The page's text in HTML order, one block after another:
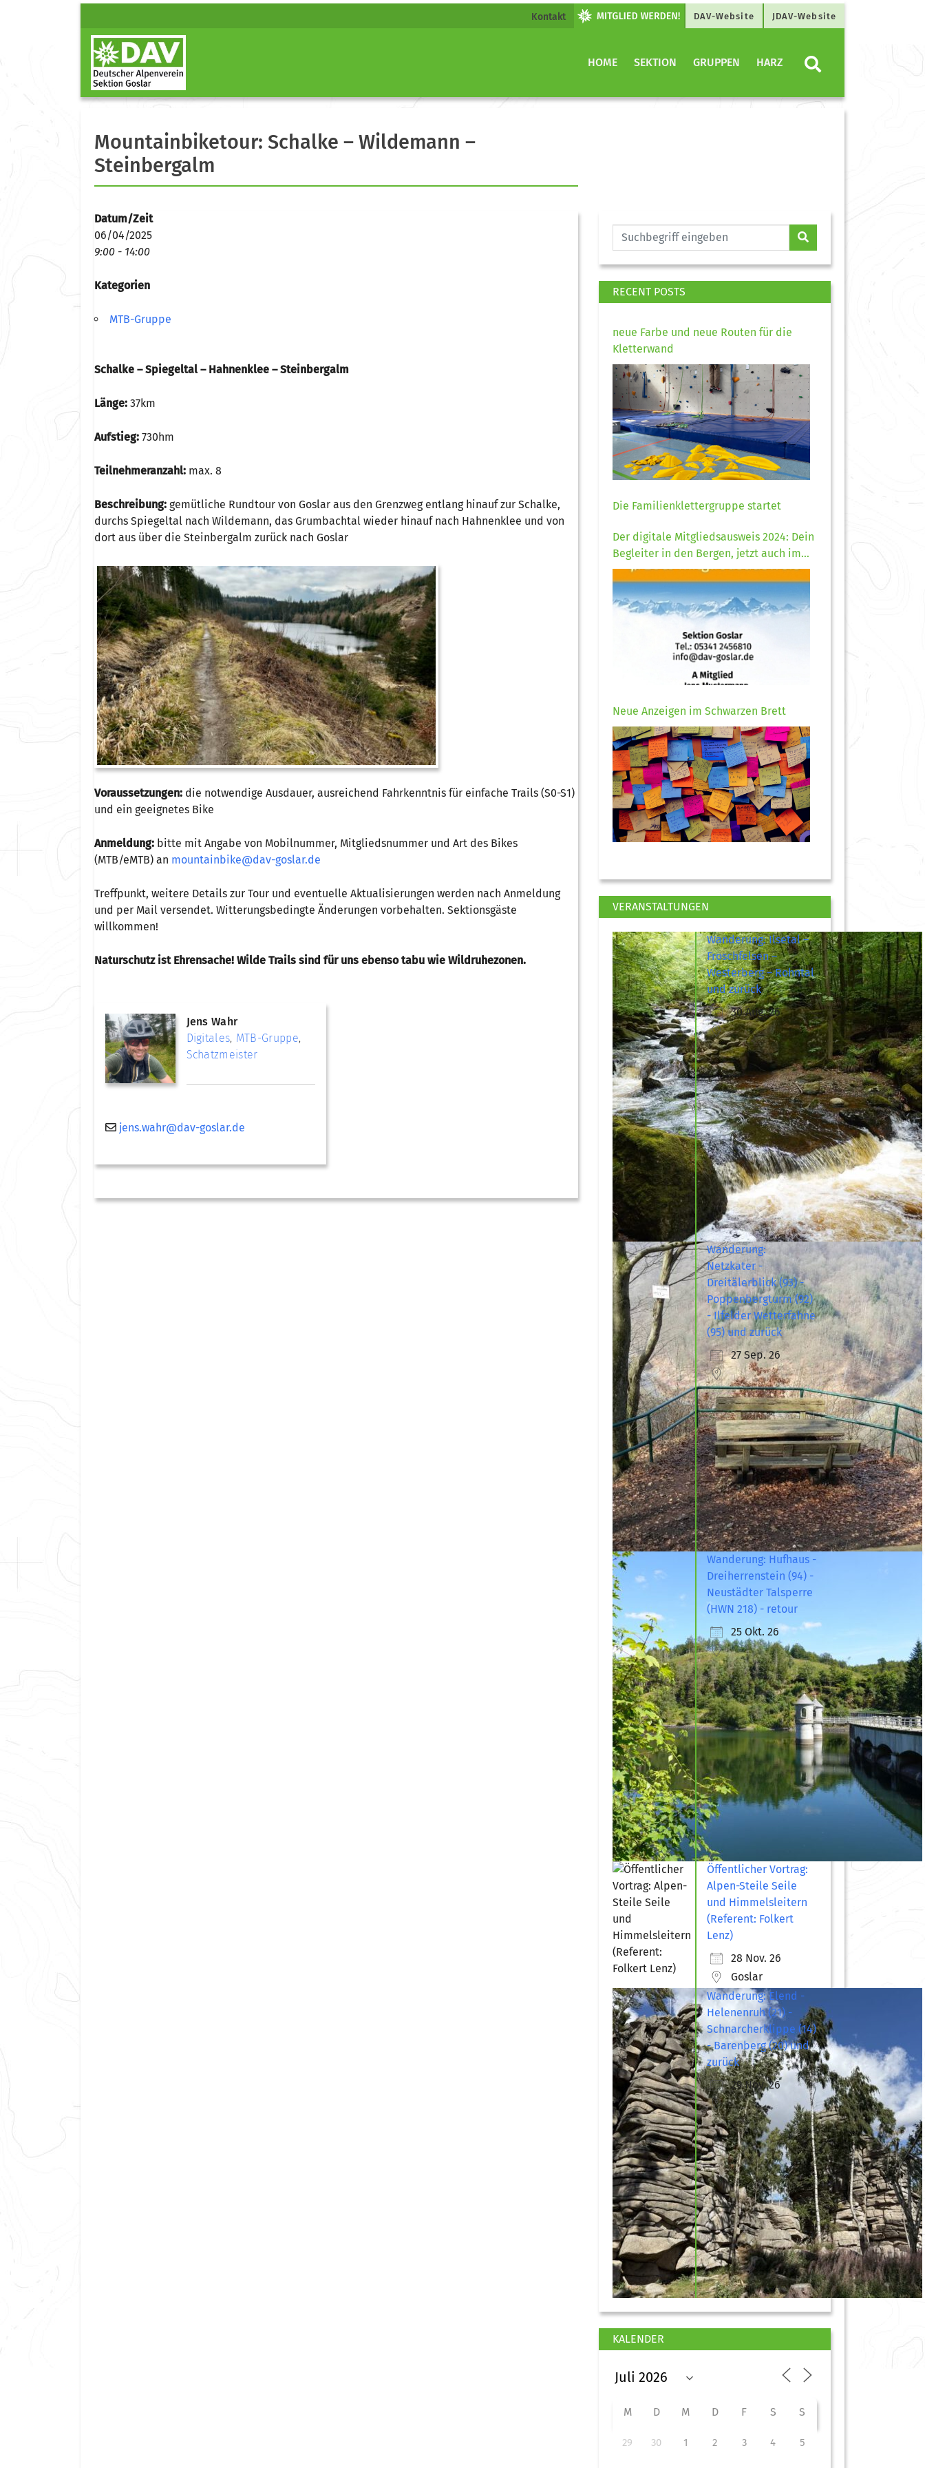
Kontakt DAV-Website JDAV-Website
HOME SEKTION GRUPPEN HARZ
Mountainbiketour: Schalke – Wildemann –
Steinbergalm
Datum/Zeit
06/04/2025
9:00 - 14:00
Kategorien
MTB-Gruppe
Schalke – Spiegeltal – Hahnenklee – Steinbergalm
Länge: 37km
Aufstieg: 730hm
Teilnehmeranzahl: max. 8
Beschreibung: gemütliche Rundtour von Goslar aus den Grenzweg entlang hinauf zur Schalke,
durchs Spiegeltal nach Wildemann, das Grumbachtal wieder hinauf nach Hahnenklee und von
dort aus über die Steinbergalm zurück nach Goslar
Voraussetzungen: die notwendige Ausdauer, ausreichend Fahrkenntnis für einfache Trails (S0-S1)
und ein geeignetes Bike
Anmeldung: bitte mit Angabe von Mobilnummer, Mitgliedsnummer und Art des Bikes
(MTB/eMTB) an mountainbike@dav-goslar.de
Treffpunkt, weitere Details zur Tour und eventuelle Aktualisierungen werden nach Anmeldung
und per Mail versendet. Witterungsbedingte Änderungen vorbehalten. Sektionsgäste
willkommen!
Naturschutz ist Ehrensache! Wilde Trails sind für uns ebenso tabu wie Wildruhezonen.
Jens Wahr
Digitales, MTB-Gruppe,
Schatzmeister
jens.wahr@dav-goslar.de
RECENT POSTS
neue Farbe und neue Routen für die
Kletterwand
Die Familienklettergruppe startet
Der digitale Mitgliedsausweis 2024: Dein
Begleiter in den Bergen, jetzt auch im
Handy!
Neue Anzeigen im Schwarzen Brett
VERANSTALTUNGEN
Wanderung: Ilsetal –
Froschfelsen –
Westerberg – Rohntal
und zurück
30 Aug. 26
Wanderung:
Netzkater -
Dreitälerblick (93) -
Poppenbergturm (92)
- Ilfelder Wetterfahne
(95) und zurück
27 Sep. 26
Wanderung: Hufhaus -
Dreiherrenstein (94) -
Neustädter Talsperre
(HWN 218) - retour
25 Okt. 26
Öffentlicher Vortrag:
Alpen-Steile Seile
und Himmelsleitern
(Referent: Folkert
Lenz)
28 Nov. 26
Goslar
Wanderung: Elend -
Helenenruh (21) -
Schnarcherklippe (14)
- Barenberg (20) und
zurück
29 Nov. 26
KALENDER
M D M D F S S
29 30 1 2 3 4 5